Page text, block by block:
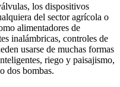
los dispositivos
del sector agrícola o
alimentadores de
inalámbricas, controles de
usarse de muchas formas
riego y paisajismo,
dos bombas.